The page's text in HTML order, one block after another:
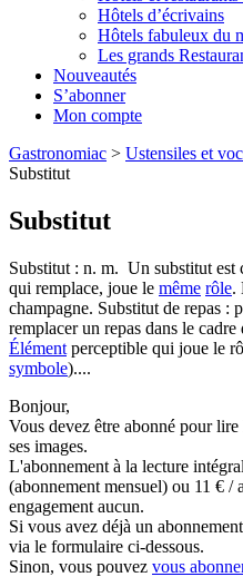
Hôtels d’écrivains
Hôtels fabuleux du
Les grands
Nouveautés
S’abonner
Mon compte
Gastronomiac > Ustensiles et
Substitut
Substitut
Substitut : n. m. Un substitut est
qui remplace, joue le même rôle.
champagne. Substitut de repas :
remplacer un repas dans le cadre
Élément perceptible qui joue le
symbole)....
Bonjour,
Vous devez être abonné pour
ses images.
L'abonnement à la lecture
(abonnement mensuel) ou 11 € /
engagement aucun.
Si vous avez déjà un
via le formulaire ci-dessous.
Sinon, vous pouvez vous